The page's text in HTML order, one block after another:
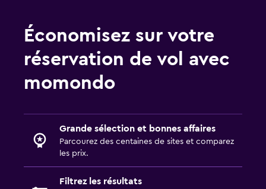
Économisez sur votre
réservation de vol avec
momondo
Grande sélection et bonnes affaires
Parcourez des centaines de sites et comparez
les prix.
Filtrez les résultats